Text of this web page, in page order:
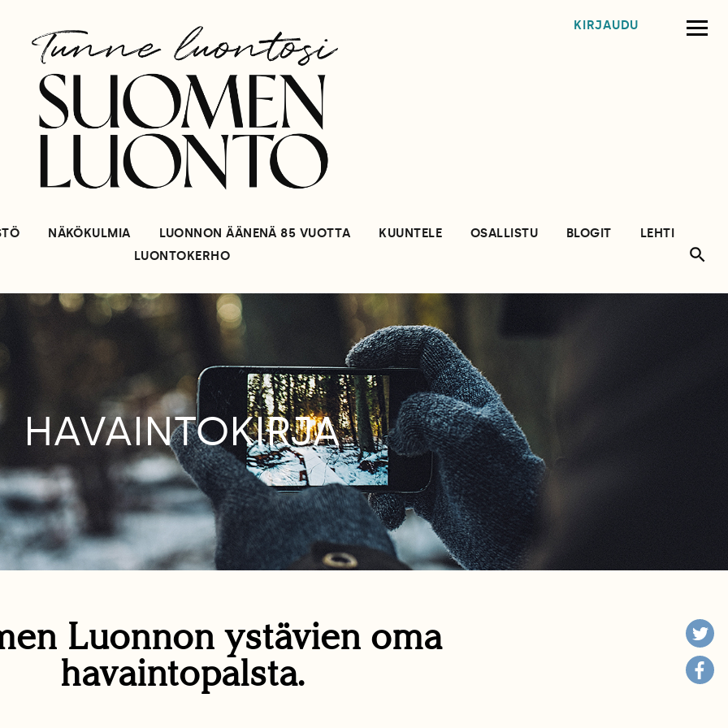
KIRJAUDU
NÄKÖKULMIA LUONNON ÄÄNENÄ 85 VUOTTA KUUNTELE OSALLISTU BLOGIT
LEHTI
LUONTOKERHO
HAVAINTOKIRJA
Luonnon ystävien oma
havaintopalsta.